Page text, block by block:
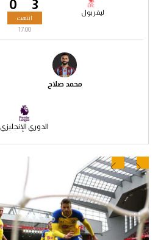
منتخب مصر
سعودي في الجول
رياضات أخرى
أمم إفريقيا
كرة السلة الأمريكية
كرة سلة
3 ليفربول 0
انتهت
17:00
محمد صلاح
الدوري الإنجليزي